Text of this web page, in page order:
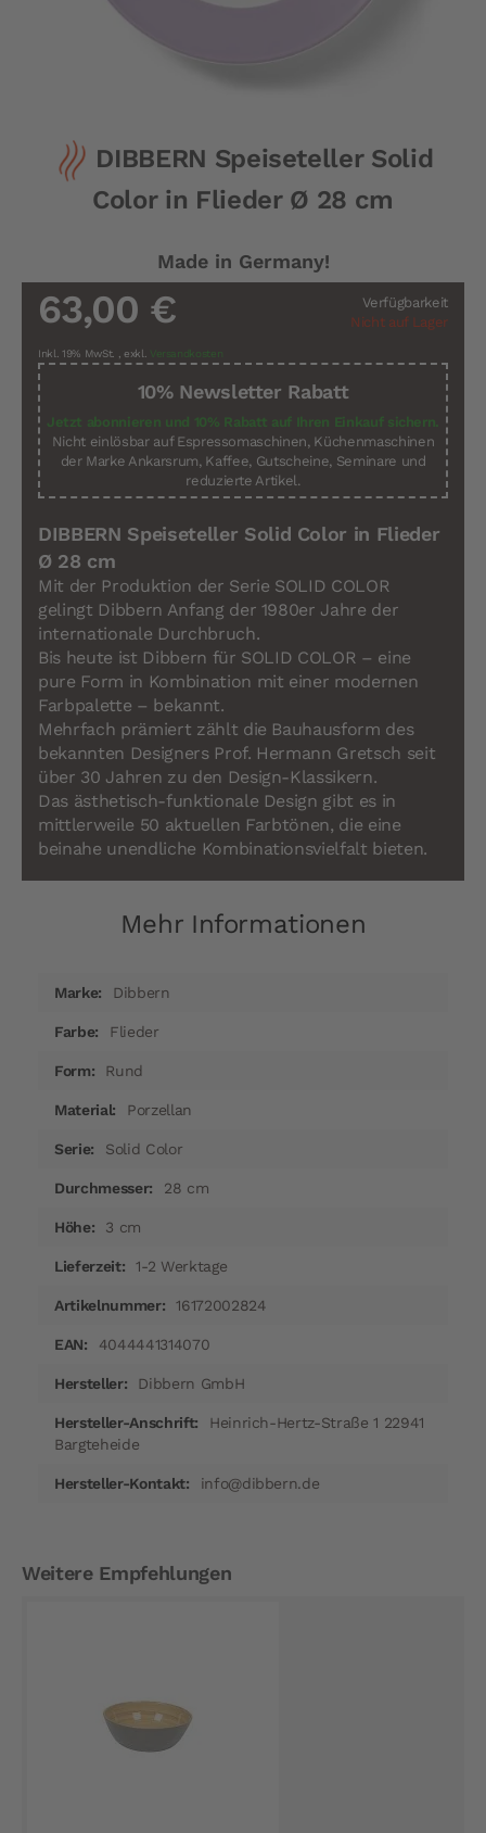
Anfang
Bildergalerie
DIBBERN Speiseteller Solid
Color in Flieder Ø 28 cm
Made in Germany!
Verfügbarkeit
Nicht auf Lager
63,00 €
Inkl. 19% MwSt. , exkl. Versandkosten
10% Newsletter Rabatt
Jetzt abonnieren und 10% Rabatt auf Ihren Einkauf sichern.
Nicht einlösbar auf Espressomaschinen, Küchenmaschinen
der Marke Ankarsrum, Kaffee, Gutscheine, Seminare und
reduzierte Artikel.
DIBBERN Speiseteller Solid Color in Flieder
Ø 28 cm
Mit der Produktion der Serie SOLID COLOR
gelingt Dibbern Anfang der 1980er Jahre der
internationale Durchbruch.
Bis heute ist Dibbern für SOLID COLOR – eine
pure Form in Kombination mit einer modernen
Farbpalette – bekannt.
Mehrfach prämiert zählt die Bauhausform des
bekannten Designers Prof. Hermann Gretsch seit
über 30 Jahren zu den Design-Klassikern.
Das ästhetisch-funktionale Design gibt es in
mittlerweile 50 aktuellen Farbtönen, die eine
beinahe unendliche Kombinationsvielfalt bieten.
Mehr Informationen
InformationenDibbern
Flieder
Rund
Porzellan
Solid Color
28 cm
3 cm
1-2 Werktage
16172002824
4044441314070
Dibbern GmbH
Heinrich-Hertz-Straße 1 22941
Bargteheide
info@dibbern.de
Weitere Empfehlungen